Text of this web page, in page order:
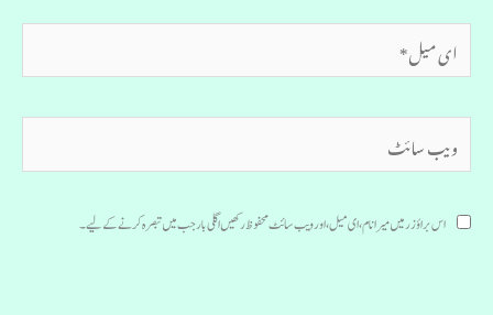
میل*
سائٹ
اس براؤزر میں میرا نام، ای میل، اور ویب سائٹ محفوظ رکھیں اگلی بار جب میں تبصرہ کرنے کےلیے۔